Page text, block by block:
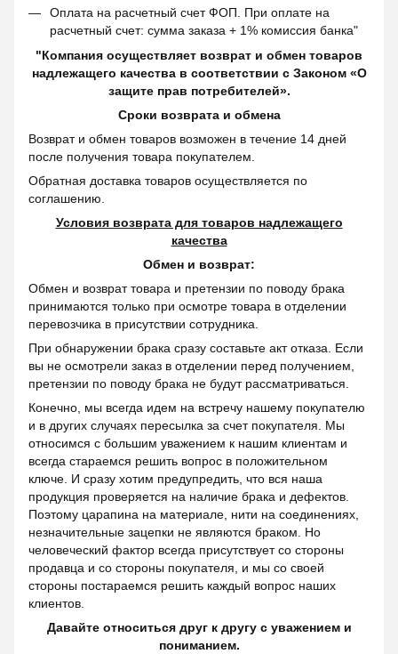
Оплата на расчетный счет ФОП. При оплате на
расчетный счет: сумма заказа + 1% комиссия банка"
"Компания осуществляет возврат и обмен товаров
надлежащего качества в соответствии с Законом «О
защите прав потребителей».
Сроки возврата и обмена
Возврат и обмен товаров возможен в течение 14 дней
после получения товара покупателем.
Обратная доставка товаров осуществляется по
соглашению.
Условия возврата для товаров надлежащего
качества
Обмен и возврат:
Обмен и возврат товара и претензии по поводу брака
принимаются только при осмотре товара в отделении
перевозчика в присутствии сотрудника.
При обнаружении брака сразу составьте акт отказа. Если
вы не осмотрели заказ в отделении перед получением,
претензии по поводу брака не будут рассматриваться.
Конечно, мы всегда идем на встречу нашему покупателю
и в других случаях пересылка за счет покупателя. Мы
относимся с большим уважением к нашим клиентам и
всегда стараемся решить вопрос в положительном
ключе. И сразу хотим предупредить, что вся наша
продукция проверяется на наличие брака и дефектов.
Поэтому царапина на материале, нити на соединениях,
незначительные зацепки не являются браком. Но
человеческий фактор всегда присутствует со стороны
продавца и со стороны покупателя, и мы со своей
стороны постараемся решить каждый вопрос наших
клиентов.
Давайте относиться друг к другу с уважением и
пониманием.